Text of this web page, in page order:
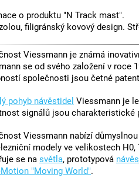
o produktu "N Track mast".
filigránský kovový design.
Viessmann je známá
se od svého založení v roce
společnosti jsou četné
pohyb návěstidel Viessmann je
signálů jsou charakteristické
Viessmann nabízí
modely ve velikostech
se na světla, prototypová
"Moving World".